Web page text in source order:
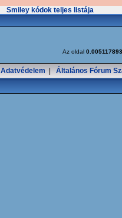
Smiley kódok teljes listája
Az oldal
Adatvédelem Általános Fórum